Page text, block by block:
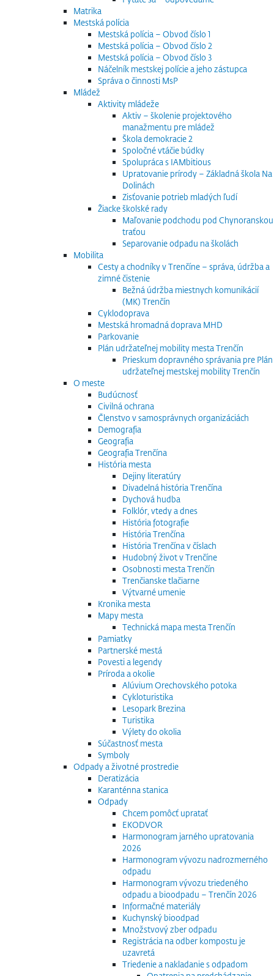
Matrika
Mestská polícia
Mestská polícia – Obvod číslo 1
Mestská polícia – Obvod číslo 2
Mestská polícia – Obvod číslo 3
Náčelník mestskej polície a jeho zástupca
Správa o činnosti MsP
Mládež
Aktivity mládeže
Aktiv – školenie projektového
manažmentu pre mládež
Škola demokracie 2
Spoločné vtáčie búdky
Spolupráca s IAMbitious
Upratovanie prírody – Základná škola Na
Dolinách
Zisťovanie potrieb mladých ľudí
Žiacke školské rady
Maľovanie podchodu pod Chynoranskou
traťou
Separovanie odpadu na školách
Mobilita
Cesty a chodníky v Trenčíne – správa, údržba a
zimné čistenie
Bežná údržba miestnych komunikácií
(MK) Trenčín
Cyklodoprava
Mestská hromadná doprava MHD
Parkovanie
Plán udržateľnej mobility mesta Trenčín
Prieskum dopravného správania pre Plán
udržateľnej mestskej mobility Trenčín
O meste
Budúcnosť
Civilná ochrana
Členstvo v samosprávnych organizáciách
Demografia
Geografia
Geografia Trenčína
História mesta
Dejiny literatúry
Divadelná história Trenčína
Dychová hudba
Folklór, vtedy a dnes
História fotografie
História Trenčína
História Trenčína v číslach
Hudobný život v Trenčíne
Osobnosti mesta Trenčín
Trenčianske tlačiarne
Výtvarné umenie
Kronika mesta
Mapy mesta
Technická mapa mesta Trenčín
Pamiatky
Partnerské mestá
Povesti a legendy
Príroda a okolie
Alúvium Orechovského potoka
Cykloturistika
Lesopark Brezina
Turistika
Výlety do okolia
Súčastnosť mesta
Symboly
Odpady a životné prostredie
Deratizácia
Karanténna stanica
Odpady
Chcem pomôcť upratať
EKODVOR
Harmonogram jarného upratovania
2026
Harmonogram vývozu nadrozmerného
odpadu
Harmonogram vývozu triedeného
odpadu a bioodpadu – Trenčín 2026
Informačné materiály
Kuchynský bioodpad
Množstvový zber odpadu
Registrácia na odber kompostu je
uzavretá
Triedenie a nakladanie s odpadom